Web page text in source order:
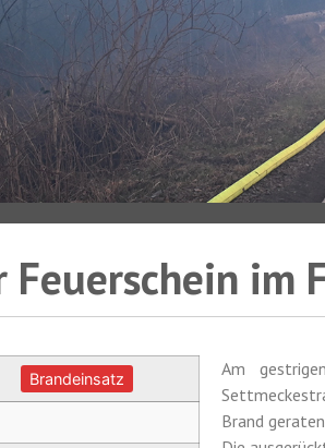
im
Brandeinsatz
Am
Brand